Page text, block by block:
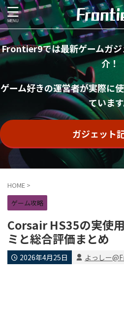
Frontier9では最新ゲームガジ
介！
ゲーム好きの運営者が実際に
ていま
ガジェット
HOME >
ゲーム攻略
Corsair HS35の実使
ミと総合評価まとめ
2026年4月25日 よっしー